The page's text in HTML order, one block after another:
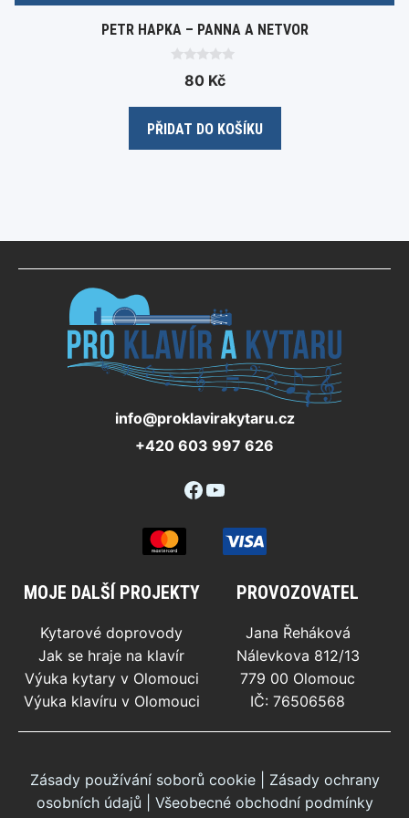
PETR HAPKA – PANNA A NETVOR
t
f
80 Kč
PŘIDAT DO KOŠÍKU
info@proklavirakytaru.cz
+420 603 997 626
Facebook
YouTube
MOJE DALŠÍ PROJEKTY
Kytarové doprovody
Jak se hraje na klavír
Výuka kytary v Olomouci
Výuka klavíru v Olomouci
PROVOZOVATEL
Jana Řeháková
Nálevkova 812/13
779 00 Olomouc
IČ: 76506568
Zásady používání soborů cookie| Zásady ochrany
osobních údajů
Všeobecné obchodní podmínky